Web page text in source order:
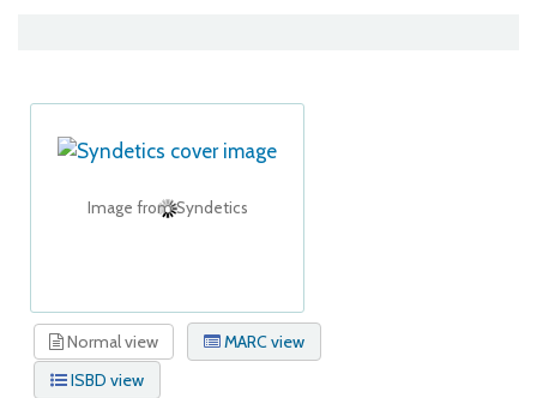
Image from Syndetics
Normal view
MARC view
ISBD view